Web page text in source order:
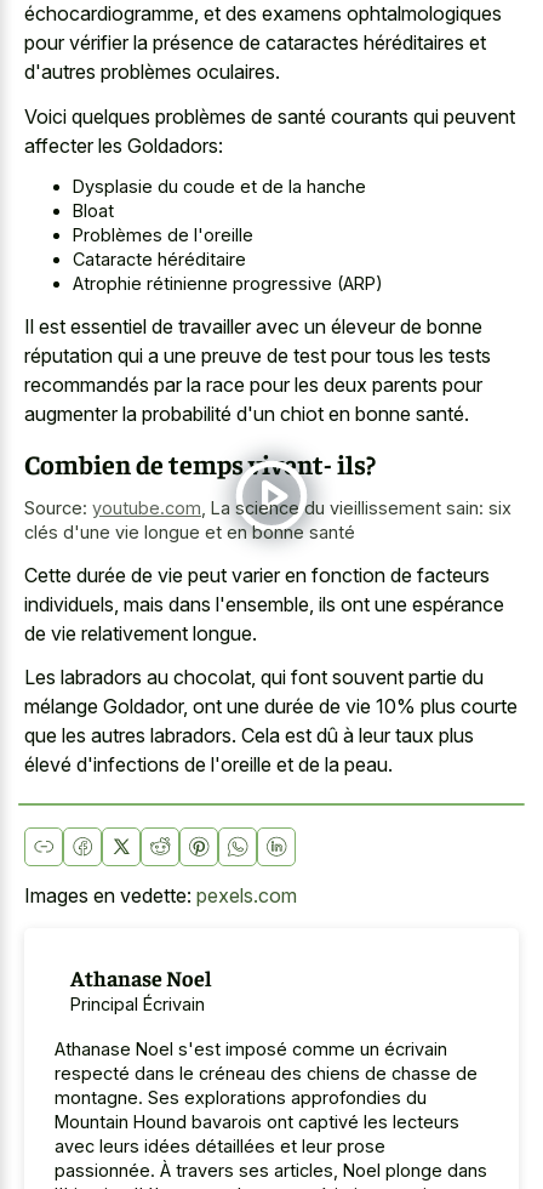
échocardiogramme, et des examens ophtalmologiques
pour vérifier la présence de cataractes héréditaires et
d'autres problèmes oculaires.
Voici quelques problèmes de santé courants qui peuvent
affecter les Goldadors:
Dysplasie du coude et de la hanche
Bloat
Problèmes de l'oreille
Cataracte héréditaire
Atrophie rétinienne progressive (ARP)
Il est essentiel de travailler avec un éleveur de bonne
réputation qui a une preuve de test pour tous les tests
recommandés par la race pour les deux parents pour
augmenter la probabilité d'un chiot en bonne santé.
Combien de temps vivent- ils?
Source: youtube.com La science du vieillissement sain: six
clés d'une vie longue et en bonne santé
Cette durée de vie peut varier en fonction de facteurs
individuels, mais dans l'ensemble, ils ont une espérance
de vie relativement longue.
Les labradors au chocolat, qui font souvent partie du
mélange Goldador, ont une durée de vie 10% plus courte
que les autres labradors. Cela est dû à leur taux plus
élevé d'infections de l'oreille et de la peau.
Images en vedette: pexels.com
Athanase Noel
Principal Écrivain
Athanase Noel s'est imposé comme un écrivain
respecté dans le créneau des chiens de chasse de
montagne. Ses explorations approfondies du
Mountain Hound bavarois ont captivé les lecteurs
avec leurs idées détaillées et leur prose
passionnée. À travers ses articles, Noel plonge dans